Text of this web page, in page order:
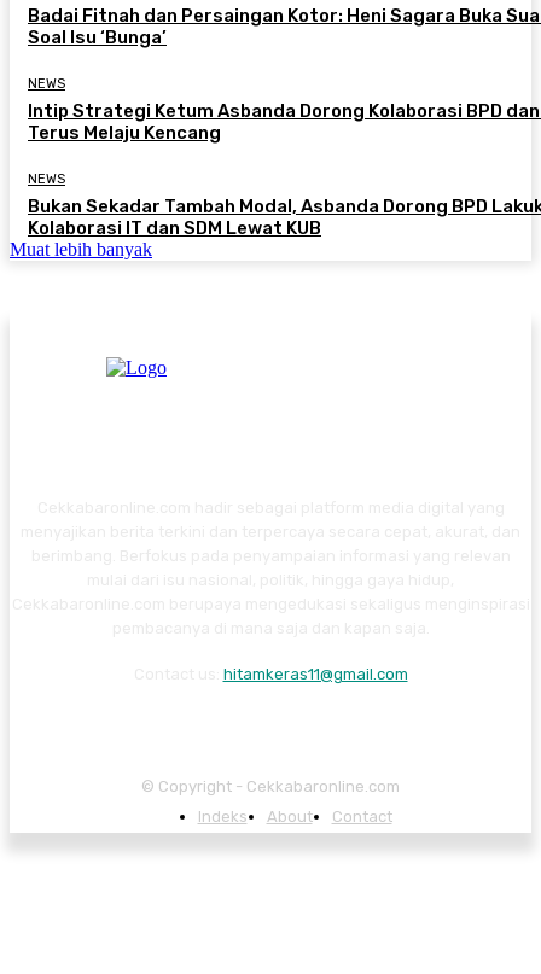
Badai Fitnah dan Persaingan Kotor: Heni Sagara Buka
Soal Isu ‘Bunga’
NEWS
Intip Strategi Ketum Asbanda Dorong Kolaborasi BPD dan
Terus Melaju Kencang
NEWS
Bukan Sekadar Tambah Modal, Asbanda Dorong BPD
Kolaborasi IT dan SDM Lewat KUB
Muat lebih banyak
hitamkeras11@gmail.com
© Copyright - Cekkabaronline.com
Indeks
About Contact